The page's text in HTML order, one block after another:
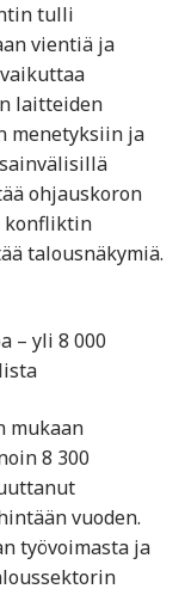
tulli
vientiä ja
laitteiden
menetyksiin ja
ohjauskoron
konfliktin
talousnäkymiä.
– yli 8 000
mukaan
8 300
vuoden.
työvoimasta ja